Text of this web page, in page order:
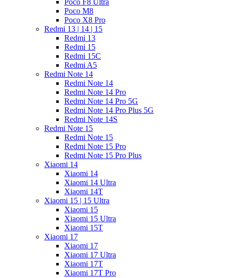
Poco F8 Ultra
Poco M8
Poco X8 Pro
Redmi 13 | 14 | 15
Redmi 13
Redmi 15
Redmi 15C
Redmi A5
Redmi Note 14
Redmi Note 14
Redmi Note 14 Pro
Redmi Note 14 Pro 5G
Redmi Note 14 Pro Plus 5G
Redmi Note 14S
Redmi Note 15
Redmi Note 15
Redmi Note 15 Pro
Redmi Note 15 Pro Plus
Xiaomi 14
Xiaomi 14
Xiaomi 14 Ultra
Xiaomi 14T
Xiaomi 15 | 15 Ultra
Xiaomi 15
Xiaomi 15 Ultra
Xiaomi 15T
Xiaomi 17
Xiaomi 17
Xiaomi 17 Ultra
Xiaomi 17T
Xiaomi 17T Pro